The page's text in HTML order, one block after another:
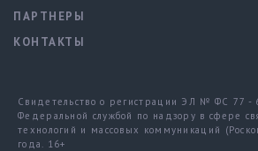
ПАРТНЕРЫ
КОНТАКТЫ
Свидетельство о регистрации ЭЛ № ФС 77 -
Федеральной службой по надзору в сфере
технологий и массовых коммуникаций
года. 16+